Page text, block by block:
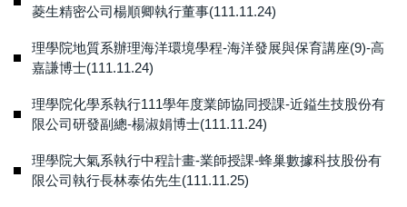
菱生精密公司楊順卿執行董事(111.11.24)
理學院地質系辦理海洋環境學程-海洋發展與保育講座(9)-高
嘉謙博士(111.11.24)
理學院化學系執行111學年度業師協同授課-近鎰生技股份有
限公司研發副總-楊淑娟博士(111.11.24)
理學院大氣系執行中程計畫-業師授課-蜂巢數據科技股份有
限公司執行長林泰佑先生(111.11.25)